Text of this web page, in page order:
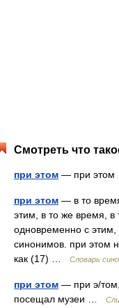
Смотреть что
при этом — при
при этом — в то
этим, в то же время,
одновременно с этим,
синонимов. при этом
как (17) …
Словарь
при этом — при э/
посещал музеи …